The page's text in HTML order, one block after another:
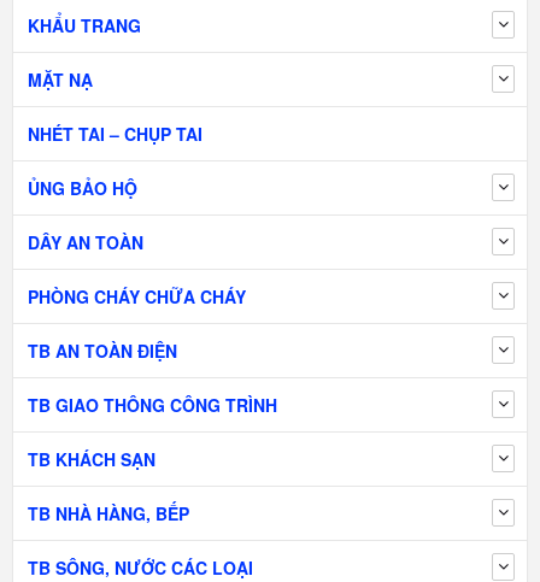
KHẨU TRANG
MẶT NẠ
NHÉT TAI – CHỤP TAI
ỦNG BẢO HỘ
DÂY AN TOÀN
PHÒNG CHÁY CHỮA CHÁY
TB AN TOÀN ĐIỆN
TB GIAO THÔNG CÔNG TRÌNH
TB KHÁCH SẠN
TB NHÀ HÀNG, BẾP
TB SÔNG, NƯỚC CÁC LOẠI